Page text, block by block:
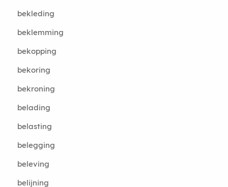
bekleding
beklemming
bekopping
bekoring
bekroning
belading
belasting
belegging
beleving
belijning